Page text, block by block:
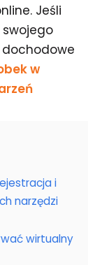
Jeśli
dochodowe
w
i
narzędzi
wirtualny